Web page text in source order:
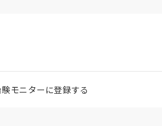
モニターに登録する